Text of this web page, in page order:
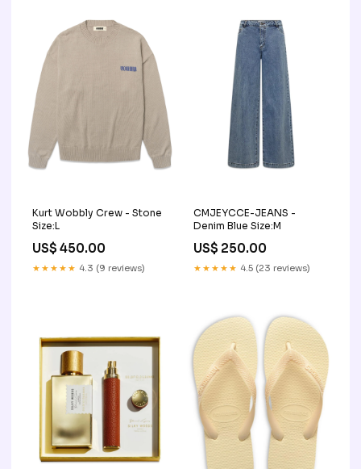
Kurt Wobbly Crew - Stone
Size:L
US$ 450.00
★★★★★ 4.3 (9 reviews)
CMJEYCCE-JEANS -
Denim Blue Size:M
US$ 250.00
★★★★★ 4.5 (23 reviews)